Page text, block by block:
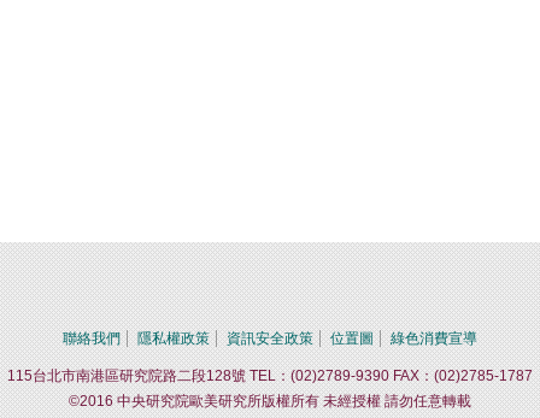
聯絡我們 隱私權政策 資訊安全政策 位置圖 綠色消費宣導
115台北市南港區研究院路二段128號 TEL：(02)2789-9390 FAX：(02)2785-1787
©2016 中央研究院歐美研究所版權所有 未經授權 請勿任意轉載